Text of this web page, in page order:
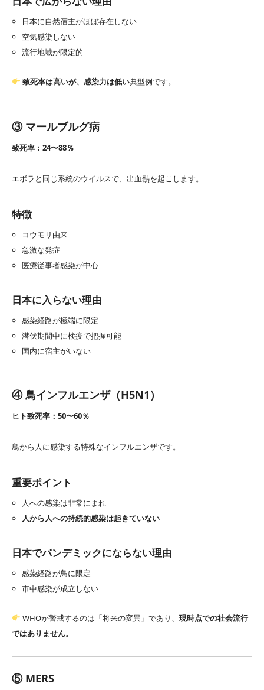
日本に自然宿主がほぼ存在しない
空気感染しない
流行地域が限定的
致死率は高いが、感染力は低い典型例です。
③ マールブルグ病
致死率：24〜88％
エボラと同じ系統のウイルスで、出血熱を起こします。
特徴
コウモリ由来
急激な発症
医療従事者感染が中心
日本に入らない理由
感染経路が極端に限定
潜伏期間中に検疫で把握可能
国内に宿主がいない
④ 鳥インフルエンザ（H5N1）
ヒト致死率：50〜60％
鳥から人に感染する特殊なインフルエンザです。
重要ポイント
人への感染は非常にまれ
人から人への持続的感染は起きていない
日本でパンデミックにならない理由
感染経路が鳥に限定
市中感染が成立しない
WHOが警戒するのは「将来の変異」であり、 現時点での社会流行
ではありません。
⑤ MERS